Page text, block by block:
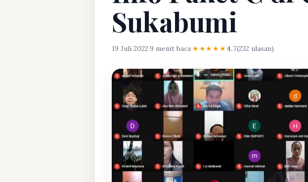
Sukabumi
19 Juli 2022·9 menit baca·★★★★★4.7(232 ulasan)